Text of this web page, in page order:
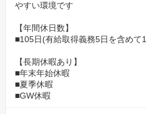
やすい環境です
【年間休日数】
■105日(有給取得義務5日を含めて
【長期休暇あり】
■年末年始休暇
■夏季休暇
■GW休暇